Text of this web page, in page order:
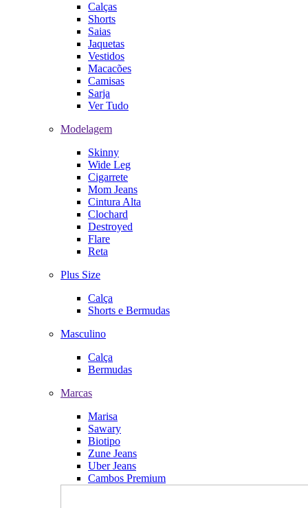
Calças
Shorts
Saias
Jaquetas
Vestidos
Macacões
Camisas
Sarja
Ver Tudo
Modelagem
Skinny
Wide Leg
Cigarrete
Mom Jeans
Cintura Alta
Clochard
Destroyed
Flare
Reta
Plus Size
Calça
Shorts e Bermudas
Masculino
Calça
Bermudas
Marcas
Marisa
Sawary
Biotipo
Zune Jeans
Uber Jeans
Cambos Premium